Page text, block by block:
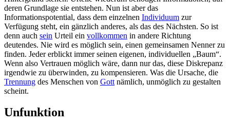
deren Grundlage sie entstehen. Nun ist aber das
Informationspotential, dass dem einzelnen Individuum zur
Verfügung steht, ein gänzlich anderes, als das des Nächsten. So ist
denn auch sein Urteil ein vollkommen in andere Richtung
deutendes. Nie wird es möglich sein, einen gemeinsamen Nenner zu
finden. Jeder erblickt immer seinen eigenen, individuellen „Baum“.
Wenn also Vertrauen möglich wäre, dann nur das, diese Diskrepanz
irgendwie zu überwinden, zu kompensieren. Was die Ursache, die
Trennung des Menschen von Gott nämlich, unmöglich zu gestalten
scheint.
Unfunktion